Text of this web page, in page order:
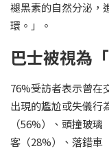
褪黑素的自然分泌，
環。」。
巴士被視為
76%受訪者表示曾在
出現的尷尬或失儀行
（56%）、頭撞玻
客（28%）、落錯車